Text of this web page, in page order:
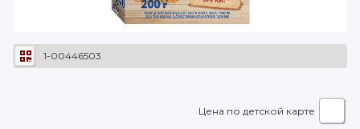
1-00446503
Цена по детской карте